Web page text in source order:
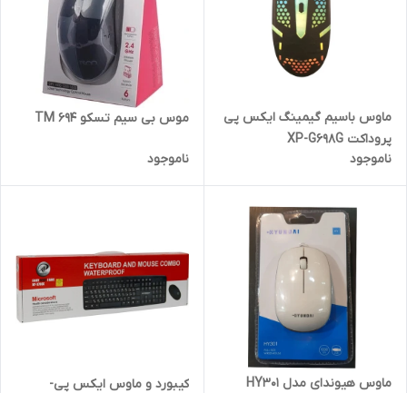
ماوس باسیم گیمینگ ایکس پی
پروداکت XP-G698G
ناموجود
موس بی سیم تسکو TM 694
ناموجود
ماوس هیوندای مدل HY301 کیبورد و ماوس ایکس پی-